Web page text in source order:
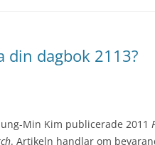
din dagbok 2113?
Min Kim publicerade 2011
. Artikeln handlar om